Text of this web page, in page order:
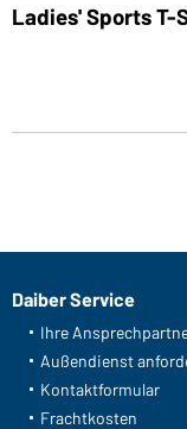
Ladies' Sports
Daiber Service
Ihre
Außendienst
Kontaktformular
Frachtkosten